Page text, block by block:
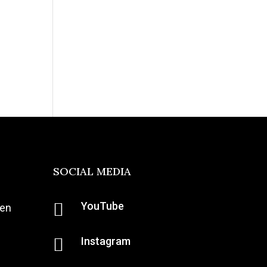
SOCIAL MEDIA
 YouTube
 Instagram